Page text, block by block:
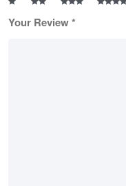
Your Review*